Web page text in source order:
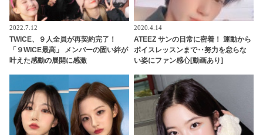
2022.7.12
TWICE、９人全員が再契約完了！
「９WICE最高」 メンバーの固い絆が
叶えた感動の展開に感激
2020.4.14
ATEEZ サンの日常に密着！ 運動から
ボイスレッスンまで‥努力を怠らな
い姿にファン感心[動画あり]